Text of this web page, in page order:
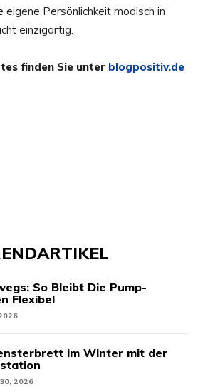
Persönlichkeit modisch in
einzigartig.
finden Sie unter blogpositiv.de
So Bleibt Die Pump-
Flexibel
im Winter mit der
30, 2026